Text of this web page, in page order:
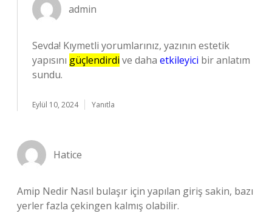
admin
Sevda! Kıymetli yorumlarınız, yazının estetik
yapısını güçlendirdi ve daha etkileyici bir anlatım
sundu.
Eylül 10, 2024 Yanıtla
Hatice
Amip Nedir Nasıl bulaşır için yapılan giriş sakin, bazı
yerler fazla çekingen kalmış olabilir.